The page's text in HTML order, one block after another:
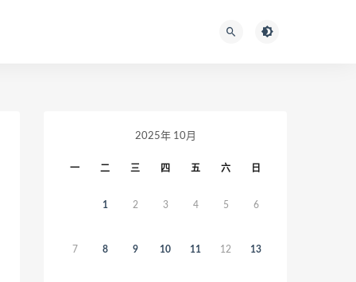
2025年 10月
一 二 三 四 五 六 日
1 2 3 4 5 6
7 8 9 10 11 12 13